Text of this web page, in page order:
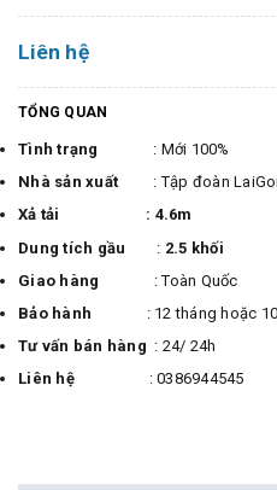
Liên hệ
TỔNG QUAN
Tình trạng : Mới 100%
Nhà sản xuất : Tập đoàn
Xả tải : 4.6m
Dung tích gầu : 2.5 khối
Giao hàng
: Toàn Quốc
Bảo hành
: 12 tháng hoặc
Tư vấn bán hàng : 24/ 24h
Liên hệ: 0386944545